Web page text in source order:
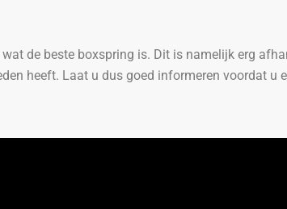
de beste boxspring is. Dit is namelijk erg
heeft. Laat u dus goed informeren voordat u